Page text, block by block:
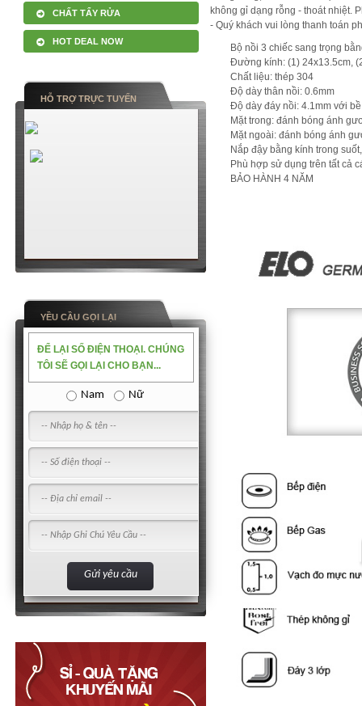
CHẤT TẨY RỬA
HOT DEAL NOW
HỖ TRỢ TRỰC TUYẾN
YỀU CẦU GỌI LẠI
ĐỂ LẠI SỐ ĐIỆN THOẠI. CHÚNG
TÔI SẼ GỌI LẠI CHO BẠN...
Nam Nữ
không gỉ dạng rỗng - thoát nhiệt.
- Quý khách vui lòng thanh toán
Bộ nồi 3 chiếc sang trọng
Đường kính: (1) 24x13.5cm,
Chất liệu: thép 304
Độ dày thân nồi: 0.6mm
Độ dày đáy nồi: 4.1mm với
Mặt trong: đánh bóng ánh
Mặt ngoài: đánh bóng ánh
Nắp đậy bằng kính trong
Phù hợp sử dụng trên tất cả
BẢO HÀNH 4 NĂM